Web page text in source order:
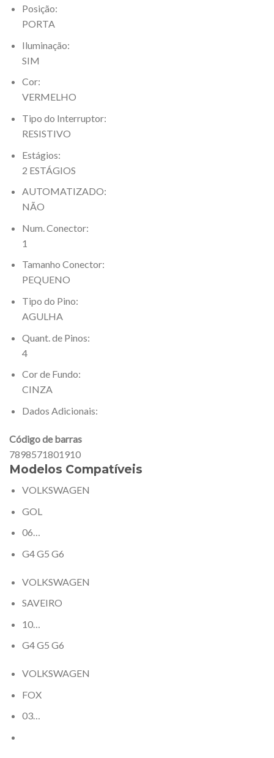
Posição:
PORTA
Iluminação:
SIM
Cor:
VERMELHO
Tipo do Interruptor:
RESISTIVO
Estágios:
2 ESTÁGIOS
AUTOMATIZADO:
NÃO
Num. Conector:
1
Tamanho Conector:
PEQUENO
Tipo do Pino:
AGULHA
Quant. de Pinos:
4
Cor de Fundo:
CINZA
Dados Adicionais:
Código de barras
7898571801910
Modelos Compatíveis
VOLKSWAGEN
GOL
06…
G4 G5 G6
VOLKSWAGEN
SAVEIRO
10…
G4 G5 G6
VOLKSWAGEN
FOX
03…